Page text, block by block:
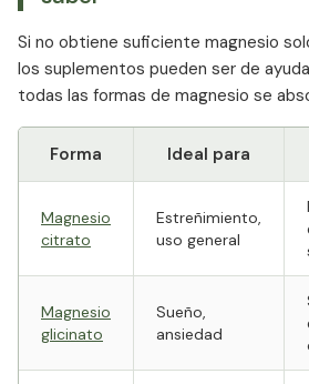
Si no obtiene suficiente magnesio
los suplementos pueden ser de
todas las formas de magnesio se
Forma Ideal para
Magnesio
citrato
Estreñimiento,
uso general
Magnesio
glicinato
Sueño,
ansiedad